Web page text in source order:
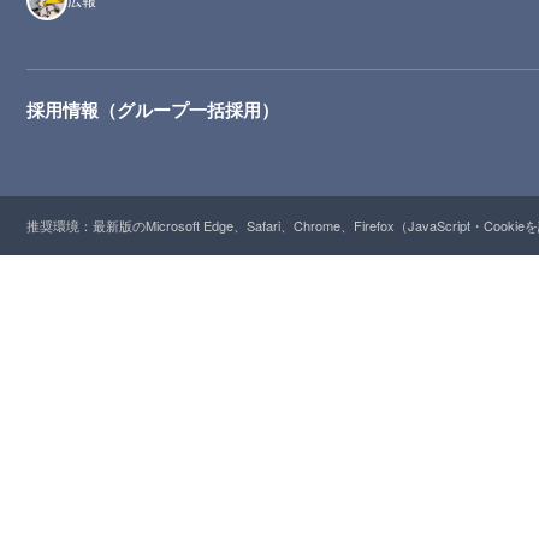
採用情報（グループ一括採用）
推奨環境：最新版のMicrosoft Edge、Safari、Chrome、Firefox（JavaScript・Cookie